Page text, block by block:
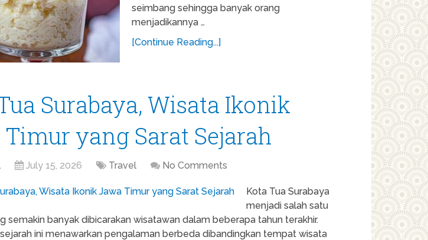
seimbang sehingga banyak orang
menjadikannya …
[Continue Reading...]
Surabaya, Wisata Ikonik
yang Sarat Sejarah
July 15, 2026 Travel No Comments
Kota Tua Surabaya
menjadi salah satu
semakin banyak dibicarakan wisatawan dalam beberapa tahun terakhir.
ini menawarkan pengalaman berbeda dibandingkan tempat wisata